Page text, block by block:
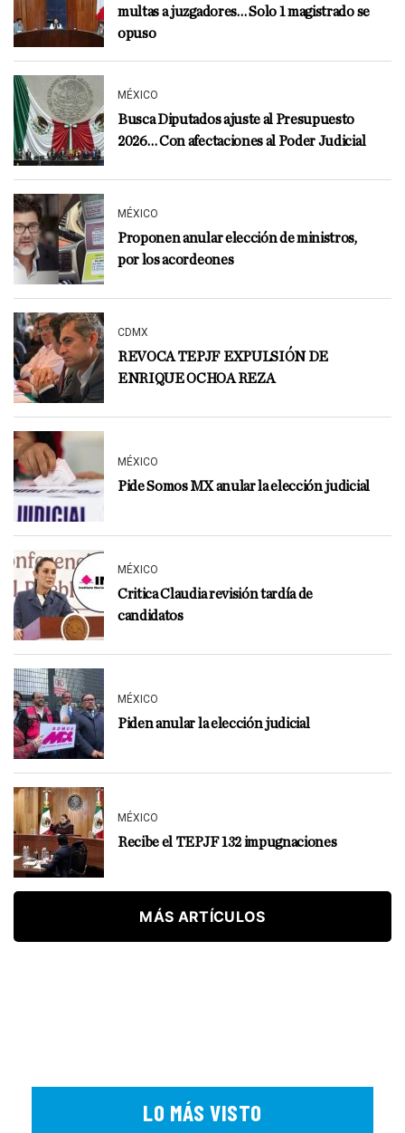
multas a juzgadores… Solo 1 magistrado se
opuso
MÉXICO
Busca Diputados ajuste al Presupuesto
2026… Con afectaciones al Poder Judicial
MÉXICO
Proponen anular elección de ministros,
por los acordeones
CDMX
REVOCA TEPJF EXPULSIÓN DE
ENRIQUE OCHOA REZA
MÉXICO
Pide Somos MX anular la elección judicial
MÉXICO
Critica Claudia revisión tardía de
candidatos
MÉXICO
Piden anular la elección judicial
MÉXICO
Recibe el TEPJF 132 impugnaciones
MÁS ARTÍCULOS
LO MÁS VISTO